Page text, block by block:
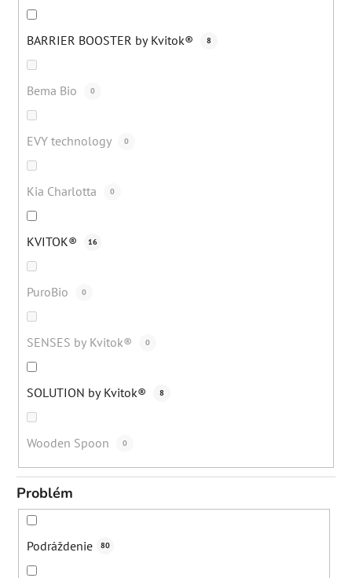
BARRIER BOOSTER by Kvitok® 8
Bema Bio 0
EVY technology 0
Kia Charlotta 0
KVITOK® 16
PuroBio 0
SENSES by Kvitok® 0
SOLUTION by Kvitok® 8
Wooden Spoon 0
Problém
Podráždenie 80